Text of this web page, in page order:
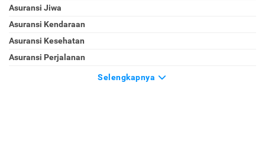
Asuransi Jiwa
Asuransi Kendaraan
Asuransi Kesehatan
Asuransi Perjalanan
Selengkapnya